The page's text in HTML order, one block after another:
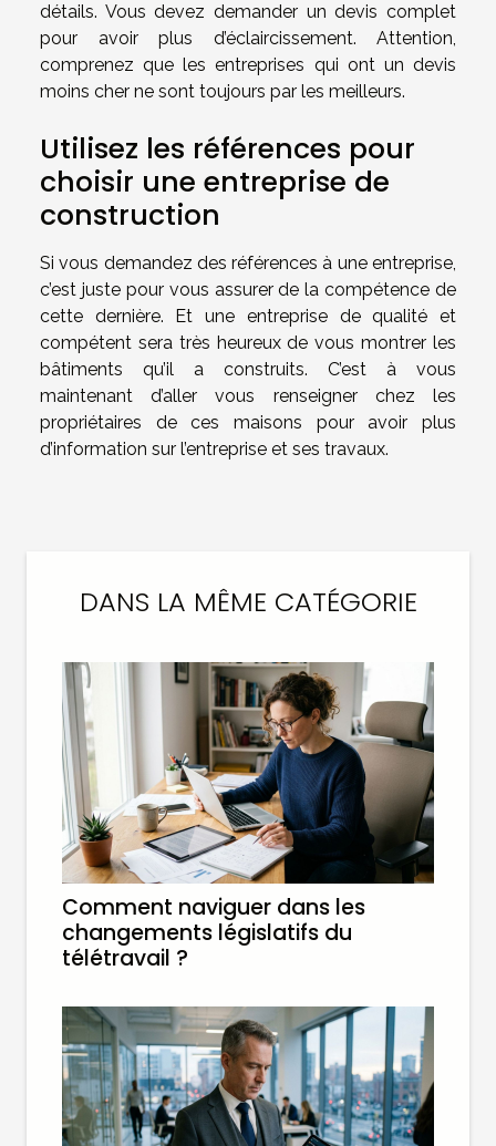
détails. Vous devez demander un devis complet
pour avoir plus d’éclaircissement. Attention,
comprenez que les entreprises qui ont un devis
moins cher ne sont toujours par les meilleurs.
Utilisez les références pour
choisir une entreprise de
construction
Si vous demandez des références à une entreprise,
c’est juste pour vous assurer de la compétence de
cette dernière. Et une entreprise de qualité et
compétent sera très heureux de vous montrer les
bâtiments qu’il a construits. C’est à vous
maintenant d’aller vous renseigner chez les
propriétaires de ces maisons pour avoir plus
d’information sur l’entreprise et ses travaux.
DANS LA MÊME CATÉGORIE
Comment naviguer dans les
changements législatifs du
télétravail ?